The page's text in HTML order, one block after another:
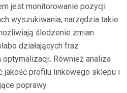
jest monitorowanie pozycji
wyszukiwania; narzędzia takie
śledzenie zmian
działających fraz
Również analiza
jakość profilu linkowego sklepu i
poprawy.